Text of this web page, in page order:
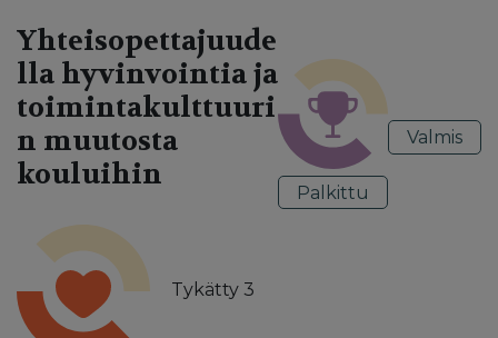
Yhteisopettajuude
lla hyvinvointia ja
toimintakulttuuri
n muutosta
kouluihin
Tykätty 3
Palkittu
Valmis